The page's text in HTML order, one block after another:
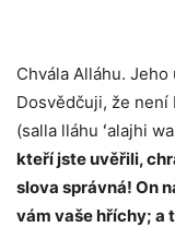
Chvála Alláhu.
Dosvědčuji, že není
(salla lláhu ʻalajhi
kteří jste uvěřili,
slova správná! On
vám vaše hříchy; a